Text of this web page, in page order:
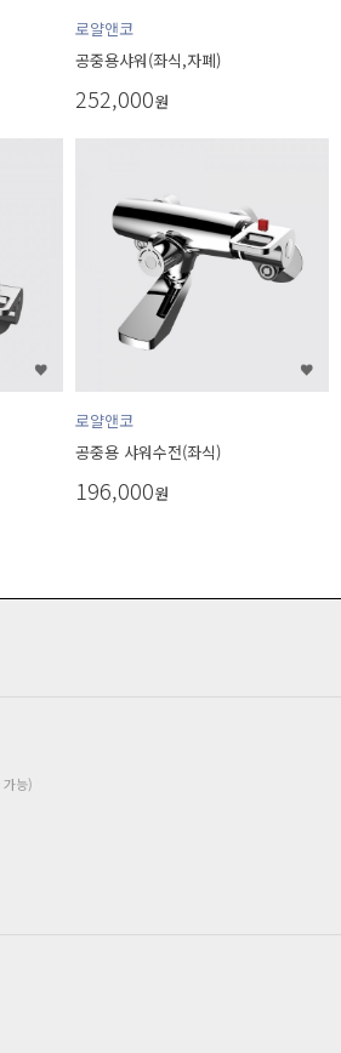
로얄앤코
공중용샤워(좌식,자폐)
252,000원
로얄앤코
공중용 샤워수전(좌식)
196,000원
능)